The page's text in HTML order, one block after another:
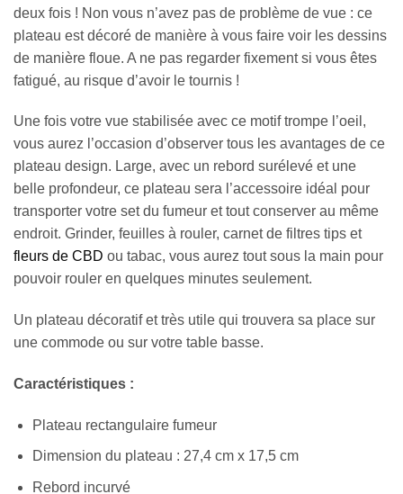
deux fois ! Non vous n’avez pas de problème de vue : ce
plateau est décoré de manière à vous faire voir les dessins
de manière floue. A ne pas regarder fixement si vous êtes
fatigué, au risque d’avoir le tournis !
Une fois votre vue stabilisée avec ce motif trompe l’oeil,
vous aurez l’occasion d’observer tous les avantages de ce
plateau design. Large, avec un rebord surélevé et une
belle profondeur, ce plateau sera l’accessoire idéal pour
transporter votre set du fumeur et tout conserver au même
endroit. Grinder, feuilles à rouler, carnet de filtres tips et
fleurs de CBD ou tabac, vous aurez tout sous la main pour
pouvoir rouler en quelques minutes seulement.
Un plateau décoratif et très utile qui trouvera sa place sur
une commode ou sur votre table basse.
Caractéristiques :
Plateau rectangulaire fumeur
Dimension du plateau : 27,4 cm x 17,5 cm
Rebord incurvé